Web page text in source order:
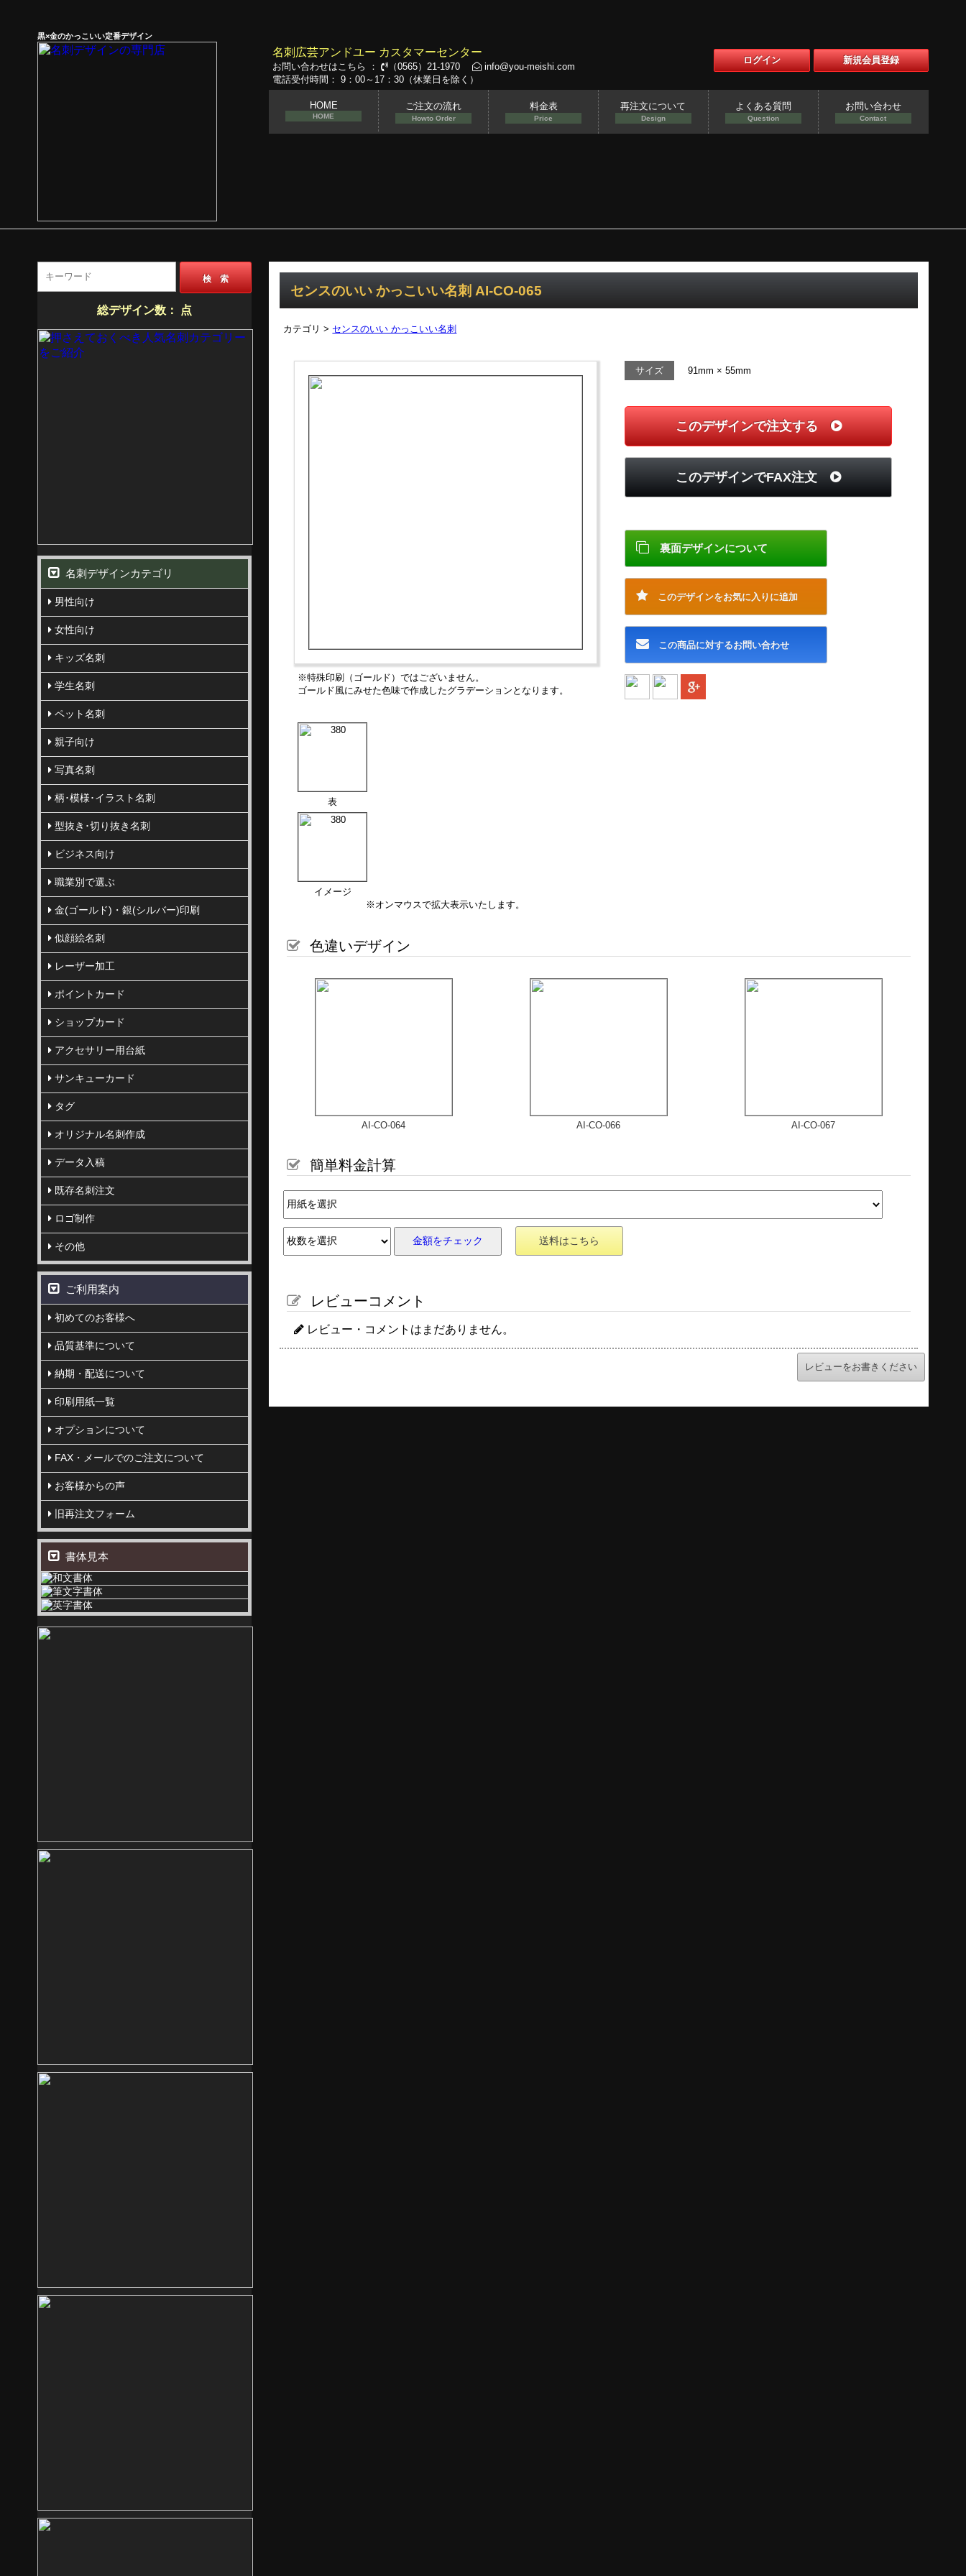
黒×金のかっこいい定番デザイン
名刺広芸アンドユー カスタマーセンター
お問い合わせはこちら ： （0565）21-1970
info@you-meishi.com
電話受付時間： 9：00～17：30（休業日を除く）
新規会員登録
ログイン
HOME
HOME
ご注文の流れ
Howto Order
料金表
Price
再注文について
Design
よくある質問
Question
お問い合わせ
Contact
センスのいい かっこいい名刺 AI-CO-065
カテゴリ > センスのいい かっこいい名刺
※特殊印刷（ゴールド）ではございません。
ゴールド風にみせた色味で作成したグラデーションとなります。
表
イメージ
※オンマウスで拡大表示いたします。
サイズ 91mm × 55mm
このデザインで注文する
このデザインでFAX注文
裏面デザインについて
このデザインをお気に入りに追加
この商品に対するお問い合わせ
色違いデザイン
AI-CO-064 AI-CO-066 AI-CO-067
簡単料金計算
金額をチェック 送料はこちら
レビューコメント
レビュー・コメントはまだありません。
レビューをお書きください
検 索
総デザイン数： 点
名刺デザインカテゴリ
男性向け
女性向け
キッズ名刺
学生名刺
ペット名刺
親子向け
写真名刺
柄･模様･イラスト名刺
型抜き･切り抜き名刺
ビジネス向け
職業別で選ぶ
金(ゴールド)・銀(シルバー)印刷
似顔絵名刺
レーザー加工
ポイントカード
ショップカード
アクセサリー用台紙
サンキューカード
タグ
オリジナル名刺作成
データ入稿
既存名刺注文
ロゴ制作
その他
ご利用案内
初めてのお客様へ
品質基準について
納期・配送について
印刷用紙一覧
オプションについて
FAX・メールでのご注文について
お客様からの声
旧再注文フォーム
書体見本